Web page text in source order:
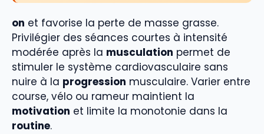
on et favorise la perte de masse grasse.
Privilégier des séances courtes à intensité
modérée après la musculation permet de
stimuler le système cardiovasculaire sans
nuire à la progression musculaire. Varier entre
course, vélo ou rameur maintient la
motivation et limite la monotonie dans la
routine.